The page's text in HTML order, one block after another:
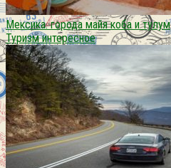
Мексика. города майя коба и тулум
Туризм интересное